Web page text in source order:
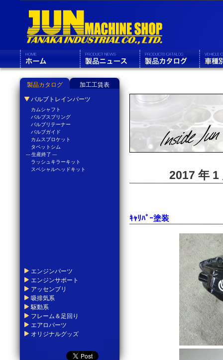
2017 年
ｷｬﾘﾊﾟｰ塗装
製品カタログ 加工工賃表
バルブトレインパーツ
カムシャフト
バルブスプリング
バルブリテーナー
バルブガイド
カムスプロケット
タペットシム
--- 生産終了 ---
ラッシュキラーキット
スペシャルヘッドキット
エンジンパーツ
エンジンサポート
アッセンブリ
吸排気系
駆動系
フレーム＆足回り
エアロパーツ
オリジナルグッズ